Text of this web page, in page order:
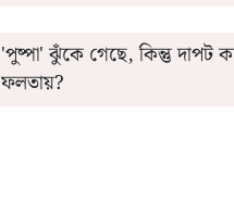
'পুষ্পা' ঝুঁকে গেছে, কিন্তু দাপট
ফলতায়?